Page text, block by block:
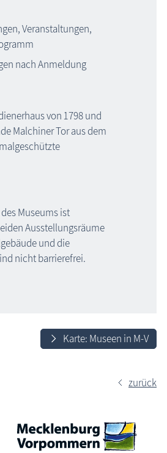
Veranstaltungen,
nach Anmeldung
von 1798 und
Malchiner Tor aus dem
Museums ist
Ausstellungsräume
und die
nicht barrierefrei.
Karte: Museen in M-V
zurück